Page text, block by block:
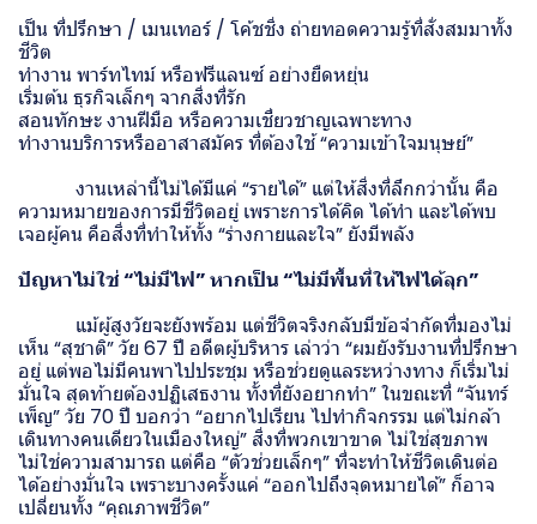
เป็น ที่ปรึกษา / เมนเทอร์ / โค้ชชิ่ง ถ่ายทอดความรู้ที่สั่งสมมาทั้ง
ชีวิต
ทำงาน พาร์ทไทม์ หรือฟรีแลนซ์ อย่างยืดหยุ่น
เริ่มต้น ธุรกิจเล็กๆ จากสิ่งที่รัก
สอนทักษะ งานฝีมือ หรือความเชี่ยวชาญเฉพาะทาง
ทำงานบริการหรืออาสาสมัคร ที่ต้องใช้ “ความเข้าใจมนุษย์”
งานเหล่านี้ไม่ได้มีแค่ “รายได้” แต่ให้สิ่งที่ลึกกว่านั้น คือ
ความหมายของการมีชีวิตอยู่ เพราะการได้คิด ได้ทำ และได้พบ
เจอผู้คน คือสิ่งที่ทำให้ทั้ง “ร่างกายและใจ” ยังมีพลัง
ปัญหาไม่ใช่ “ไม่มีไฟ” หากเป็น “ไม่มีพื้นที่ให้ไฟได้ลุก”
แม้ผู้สูงวัยจะยังพร้อม แต่ชีวิตจริงกลับมีข้อจำกัดที่มองไม่
เห็น “สุชาติ” วัย 67 ปี อดีตผู้บริหาร เล่าว่า “ผมยังรับงานที่ปรึกษา
อยู่ แต่พอไม่มีคนพาไปประชุม หรือช่วยดูแลระหว่างทาง ก็เริ่มไม่
มั่นใจ สุดท้ายต้องปฏิเสธงาน ทั้งที่ยังอยากทำ” ในขณะที่ “จันทร์
เพ็ญ” วัย 70 ปี บอกว่า “อยากไปเรียน ไปทำกิจกรรม แต่ไม่กล้า
เดินทางคนเดียวในเมืองใหญ่” สิ่งที่พวกเขาขาด ไม่ใช่สุขภาพ
ไม่ใช่ความสามารถ แต่คือ “ตัวช่วยเล็กๆ” ที่จะทำให้ชีวิตเดินต่อ
ได้อย่างมั่นใจ เพราะบางครั้งแค่ “ออกไปถึงจุดหมายได้” ก็อาจ
เปลี่ยนทั้ง “คุณภาพชีวิต”